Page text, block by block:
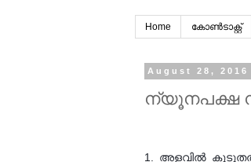
Home കോൺടാക്റ്റ്
August 28, 2016
ന്യൂനപക്ഷ
1. അളവില്‍